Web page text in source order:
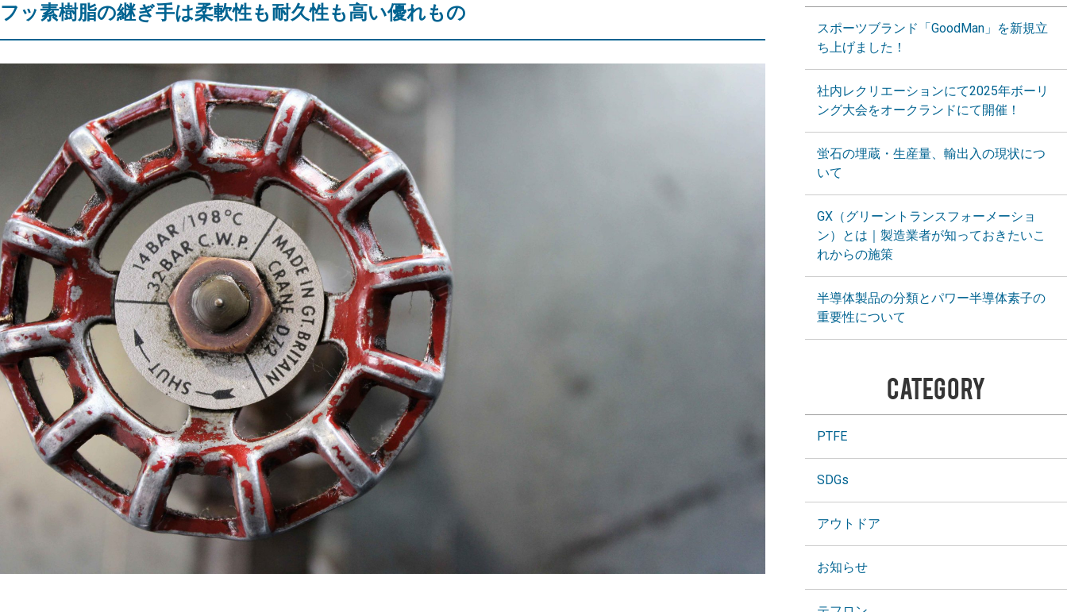
フッ素樹脂の継ぎ手は柔軟性も耐久性も高い優れもの
スポーツブランド「GoodMan」を新規立
ち上げました！
社内レクリエーションにて2025年ボーリ
ング大会をオークランドにて開催！
蛍石の埋蔵・生産量、輸出入の現状につ
いて
GX（グリーントランスフォーメーショ
ン）とは｜製造業者が知っておきたいこ
れからの施策
半導体製品の分類とパワー半導体素子の
重要性について
CATEGORY
PTFE
SDGs
アウトドア
お知らせ